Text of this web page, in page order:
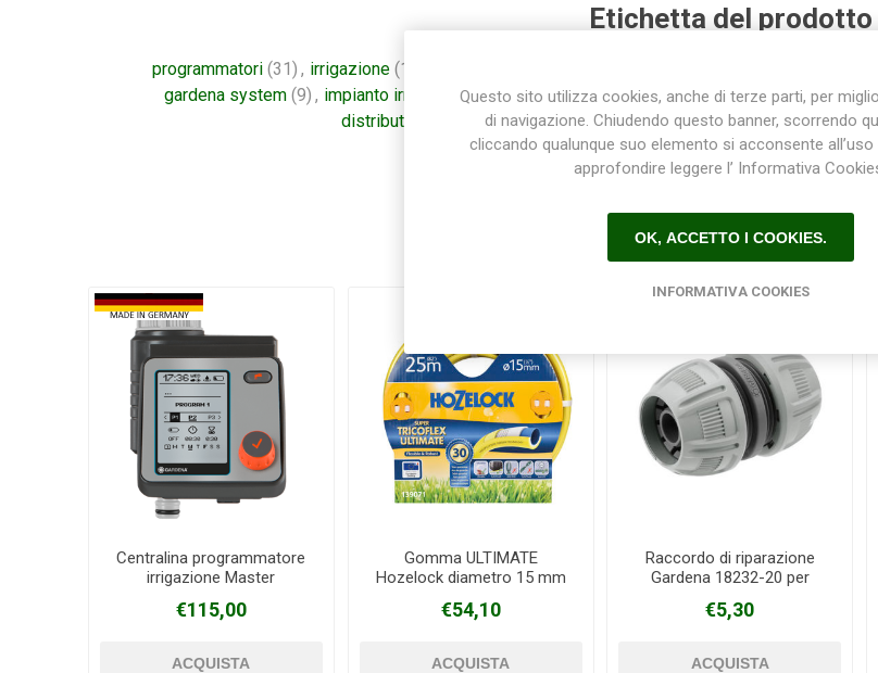
Etichetta del prodotto
programmatori (31) , irrigazione (127)
gardena system (9) , impianto irrigazione (13) programmatore (31), impianti (22), select (5) ,
distributore automatico (1), distributore automatico d'acqua (1),
Prodotti correlati
Centralina programmatore
irrigazione Master
€115,00
Gomma ULTIMATE
Hozelock diametro 15 mm
€54,10
Raccordo di riparazione
Gardena 18232-20 per
€5,30
Questo sito utilizza cookies, anche di terze parti, per
di navigazione. Chiudendo questo banner, scorrendo
cliccando qualunque suo elemento si acconsente
approfondire leggere l’ Informativa
OK, ACCETTO I COOKIES.
INFORMATIVA COOKIES